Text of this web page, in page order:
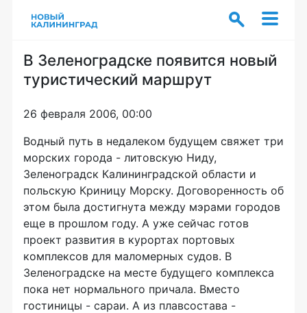
В Зеленоградске появится новый
туристический маршрут
26 февраля 2006, 00:00
Водный путь в недалеком будущем свяжет три
морских города - литовскую Ниду,
Зеленоградск Калининградской области и
польскую Криницу Морску. Договоренность об
этом была достигнута между мэрами городов
еще в прошлом году. А уже сейчас готов
проект развития в курортах портовых
комплексов для маломерных судов. В
Зеленоградске на месте будущего комплекса
пока нет нормального причала. Вместо
гостиницы - сараи. А из плавсостава -